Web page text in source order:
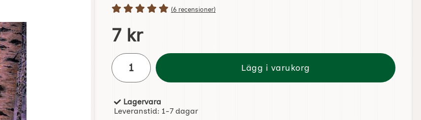
Betyg: 5 stjärnor av 5
(6 recensioner)
Handla denna produkt Julkort tomte vid hus - A6 format
pris
7 kr
antal
Lägg i varukorg
Tillgänglighet:
Lagervara
Leveranstid: 1-7 dagar